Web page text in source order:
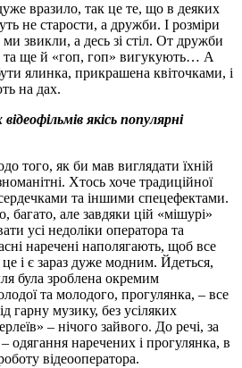
вразило, так це те, що в деяких
не старости, а дружби. І розміри
ми звикли, а десь зі стіл. От дружби
та ще й «гoп, гoп» вигукують… А
ялинка, прикрашена квіточками, і
на дах.
якісь популярні
того, як би мав виглядати їхній
Хтось хоче традиційної
та іншими спецефектами.
але завдяки цій «мішурі»
усі недоліки оператора та
наречені наполягають, щоб все
і є зараз дуже модним. Йдеться,
була зроблена окремим
та молодого, прогулянка, – все
гарну музику, без усіляких
– нічого зайвого. До речі, за
одягання наречених і прогулянка, в
відеооператора.